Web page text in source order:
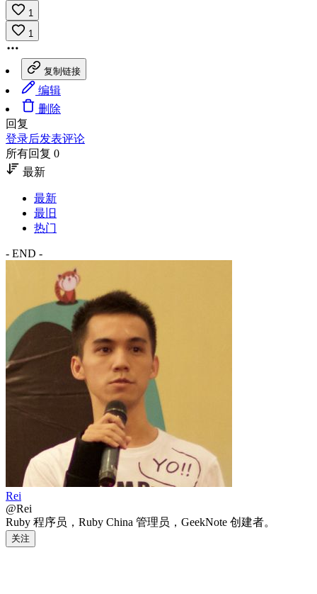
1
1
复制链接
编辑
删除
回复
登录后发表评论
所有回复 0
最新
最新
最旧
热门
- END -
Rei
@Rei
Ruby 程序员，Ruby China 管理员，GeekNote 创建者。
关注